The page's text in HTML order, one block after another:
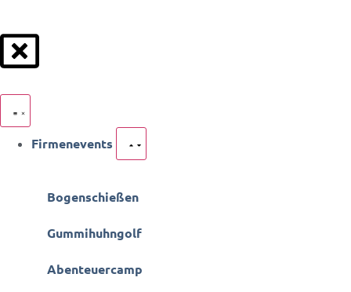
Firmenevents
Bogenschießen
Gummihuhngolf
Abenteuercamp